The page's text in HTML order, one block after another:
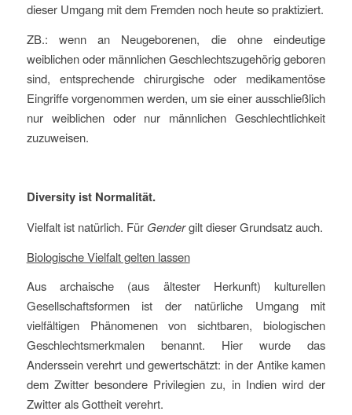
dieser Umgang mit dem Fremden noch heute so praktiziert.
ZB.: wenn an Neugeborenen, die ohne eindeutige
weiblichen oder männlichen Geschlechtszugehörig geboren
sind, entsprechende chirurgische oder medikamentöse
Eingriffe vorgenommen werden, um sie einer ausschließlich
nur weiblichen oder nur männlichen Geschlechtlichkeit
zuzuweisen.
Diversity ist Normalität.
Vielfalt ist natürlich. Für Gendergilt dieser Grundsatz auch.
Biologische Vielfalt gelten lassen
Aus archaische (aus ältester Herkunft) kulturellen
Gesellschaftsformen ist der natürliche Umgang mit
vielfältigen Phänomenen von sichtbaren, biologischen
Geschlechtsmerkmalen benannt. Hier wurde das
Anderssein verehrt und gewertschätzt: in der Antike kamen
dem Zwitter besondere Privilegien zu, in Indien wird der
Zwitter als Gottheit verehrt.